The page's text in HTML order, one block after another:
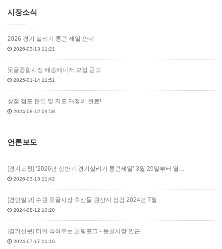
시장소식
2026 경기 살리기 통큰 세일 안내
2026-03-13 11:21
못골종합시장 배송배니저 모집 공고
2025-01-14 11:51
상점 점포 분류 및 지도 재정비 완료!
2024-08-12 09:58
언론보도
[경기도청] ‘2026년 상반기 경기살리기 통큰세일’ 3월 20일부터 열…
2026-03-13 11:42
[경인일보] 수원 못골시장 축산물 원산지 점검 2024년 7월
2024-08-12 10:20
[경기신문] 더위 식혀주는 쿨링포그 - 못골시장 인근
2024-07-17 11:16